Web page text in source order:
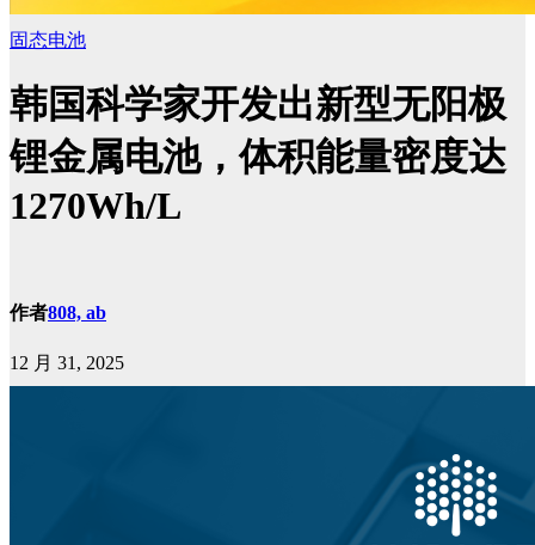
固态电池
韩国科学家开发出新型无阳极
锂金属电池，体积能量密度达
1270Wh/L
作者808, ab
12 月 31, 2025